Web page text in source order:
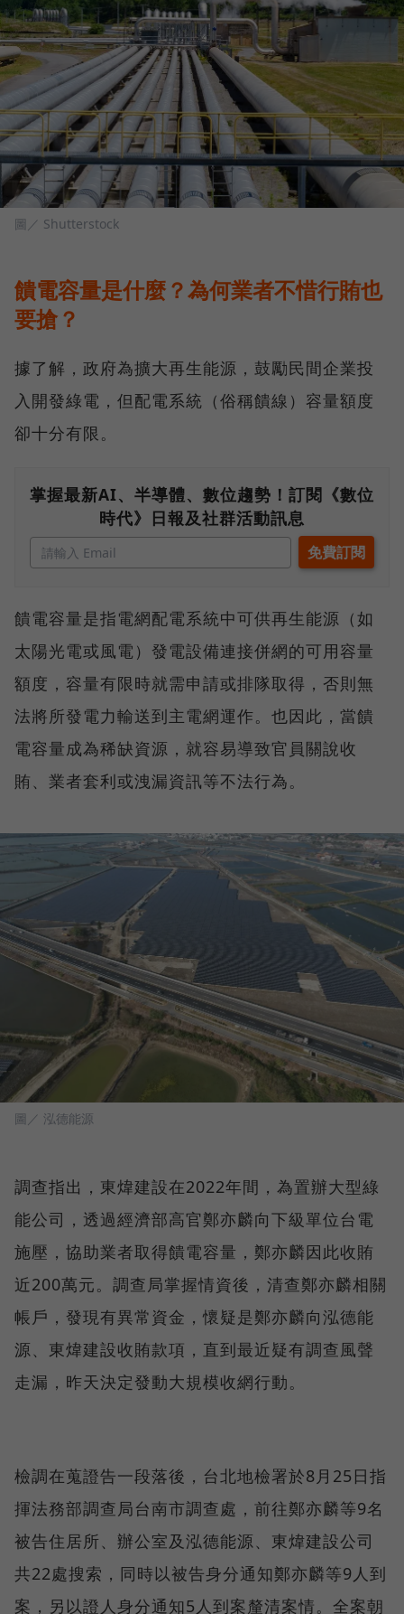
圖／ Shutterstock
饋電容量是什麼？為何業者不惜行賄也
要搶？
據了解，政府為擴大再生能源，鼓勵民間企業投
入開發綠電，但配電系統（俗稱饋線）容量額度
卻十分有限。
掌握最新AI、半導體、數位趨勢！訂閱《數位
時代》日報及社群活動訊息
饋電容量是指電網配電系統中可供再生能源（如
太陽光電或風電）發電設備連接併網的可用容量
額度，容量有限時就需申請或排隊取得，否則無
法將所發電力輸送到主電網運作。也因此，當饋
電容量成為稀缺資源，就容易導致官員關說收
賄、業者套利或洩漏資訊等不法行為。
圖／ 泓德能源
調查指出，東煒建設在2022年間，為置辦大型綠
能公司，透過經濟部高官鄭亦麟向下級單位台電
施壓，協助業者取得饋電容量，鄭亦麟因此收賄
近200萬元。調查局掌握情資後，清查鄭亦麟相關
帳戶，發現有異常資金，懷疑是鄭亦麟向泓德能
源、東煒建設收賄款項，直到最近疑有調查風聲
走漏，昨天決定發動大規模收網行動。
檢調在蒐證告一段落後，台北地檢署於8月25日指
揮法務部調查局台南市調查處，前往鄭亦麟等9名
被告住居所、辦公室及泓德能源、東煒建設公司
共22處搜索，同時以被告身分通知鄭亦麟等9人到
案，另以證人身分通知5人到案釐清案情。全案朝